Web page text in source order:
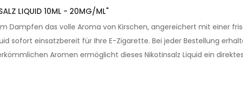
LIQUID 10ML - 20MG/ML"
Dampfen das volle Aroma von Kirschen, angereichert mit einer
sofort einsatzbereit für Ihre E-Zigarette. Bei jeder Bestellung
Aromen ermöglicht dieses Nikotinsalz Liquid ein